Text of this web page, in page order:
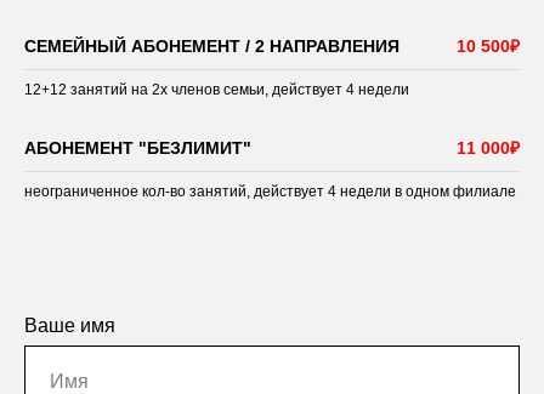
СЕМЕЙНЫЙ АБОНЕМЕНТ / 2 НАПРАВЛЕНИЯ 10 500₽
12+12 занятий на 2х членов семьи, действует 4 недели
АБОНЕМЕНТ "БЕЗЛИМИТ" 11 000₽
неограниченное кол-во занятий, действует 4 недели в одном филиале
Ваше имя